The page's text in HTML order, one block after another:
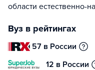
области естественно-
Вуз в рейтингах
57 в России
12 в России